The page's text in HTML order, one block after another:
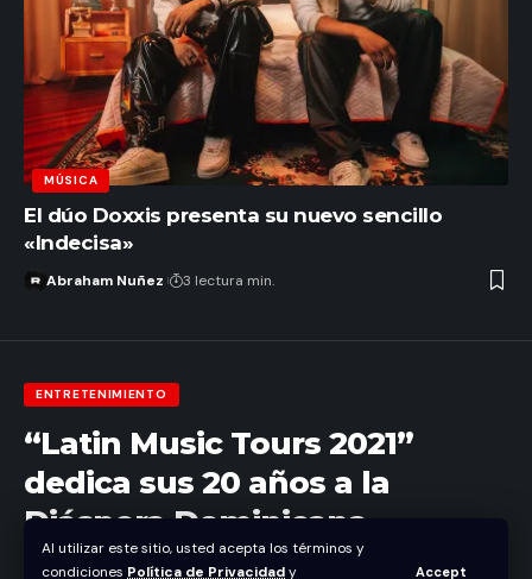
Al utilizar este sitio, usted acepta los términos y
condiciones Política de Privacidady Accept
MÚSICA
El dúo Doxxis presenta su nuevo sencillo
«Indecisa»
Abraham Nuñez 3 lectura min.
ENTRETENIMIENTO
“Latin Music Tours 2021”
dedica sus 20 años a la
Diáspora Dominicana
Abraham Nuñez